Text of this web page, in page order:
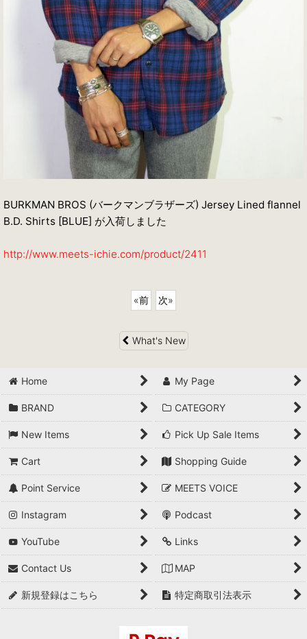
BURKMAN BROS (バークマンブラザーズ) Jersey Lined flannel
B.D. Shirts [BLUE] が入荷しました
http://www.meets-ichie.com/product/2411
«前 次»
What's New
Home My Page
BRAND CATEGORY
New Items Pick Up Sale Items
Cart Shopping Guide
Point Service MEETS VOICE
Instagram Podcast
YouTube Links
Contact Us MAP
新規登録はこちら 特定商取引法表示